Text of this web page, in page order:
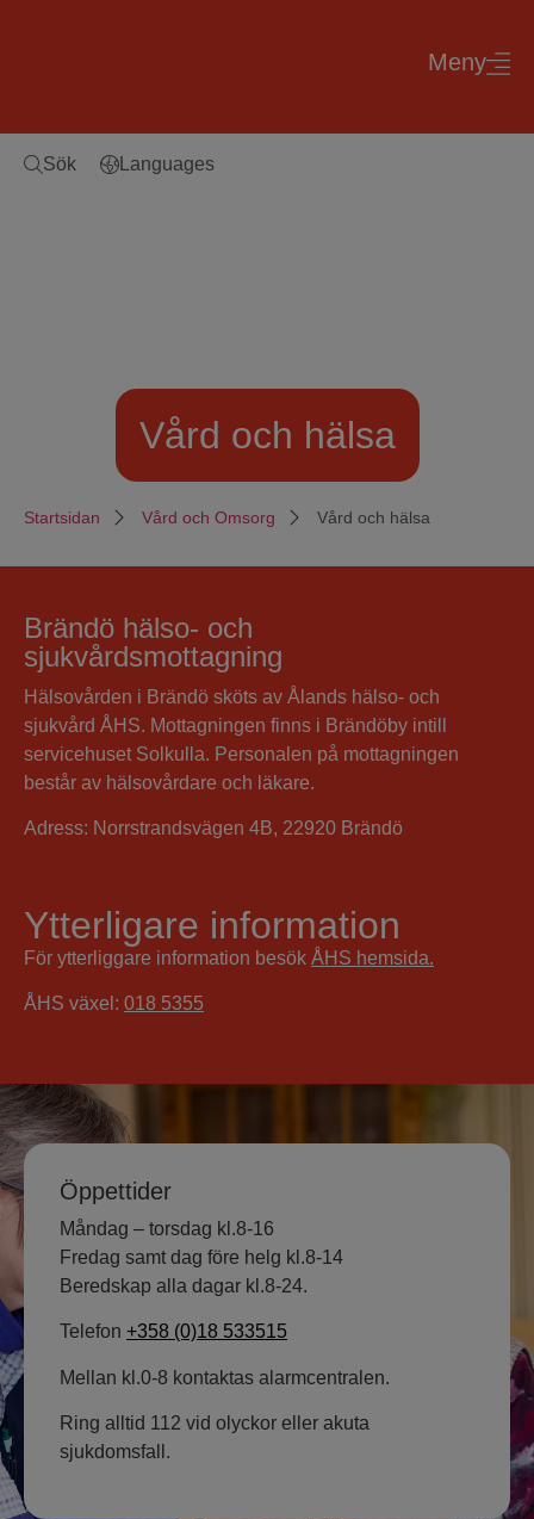
Meny
Sök Languages
Vård och hälsa
Startsidan Vård och Omsorg Vård och hälsa
Brändö hälso- och
sjukvårdsmottagning
Hälsovården i Brändö sköts av Ålands hälso- och
sjukvård ÅHS. Mottagningen finns i Brändöby intill
servicehuset Solkulla. Personalen på mottagningen
består av hälsovårdare och läkare.
Adress: Norrstrandsvägen 4B, 22920 Brändö
Ytterligare information
För ytterliggare information besök ÅHS hemsida.
ÅHS växel: 018 5355
Öppettider
Måndag – torsdag kl.8-16
Fredag samt dag före helg kl.8-14
Beredskap alla dagar kl.8-24.
Telefon +358 (0)18 533515
Mellan kl.0-8 kontaktas alarmcentralen.
Ring alltid 112 vid olyckor eller akuta
sjukdomsfall.